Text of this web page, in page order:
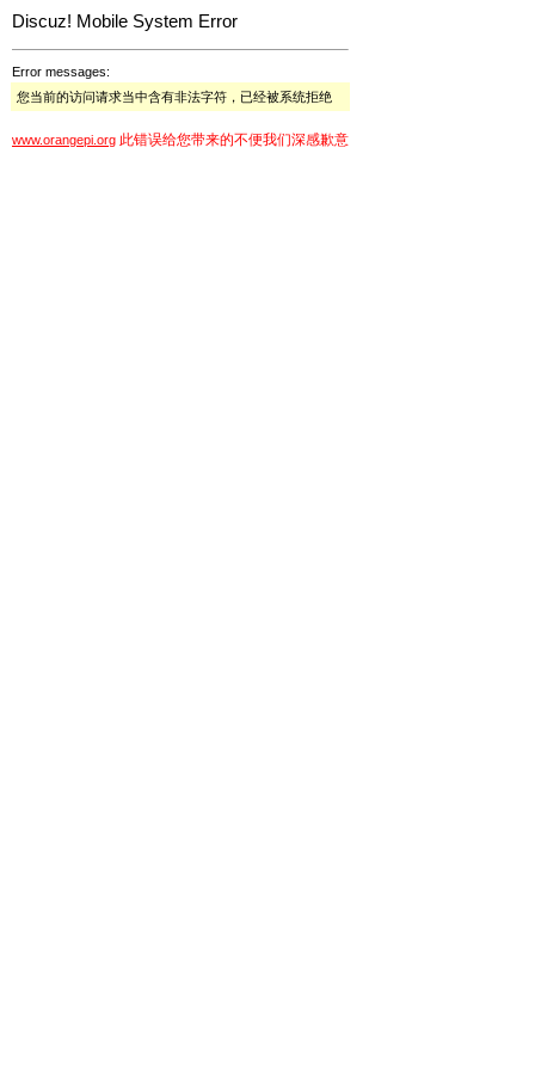
Discuz! Mobile System Error
Error messages:
您当前的访问请求当中含有非法字符，已经被系统拒绝
www.orangepi.org 此错误给您带来的不便我们深感歉意